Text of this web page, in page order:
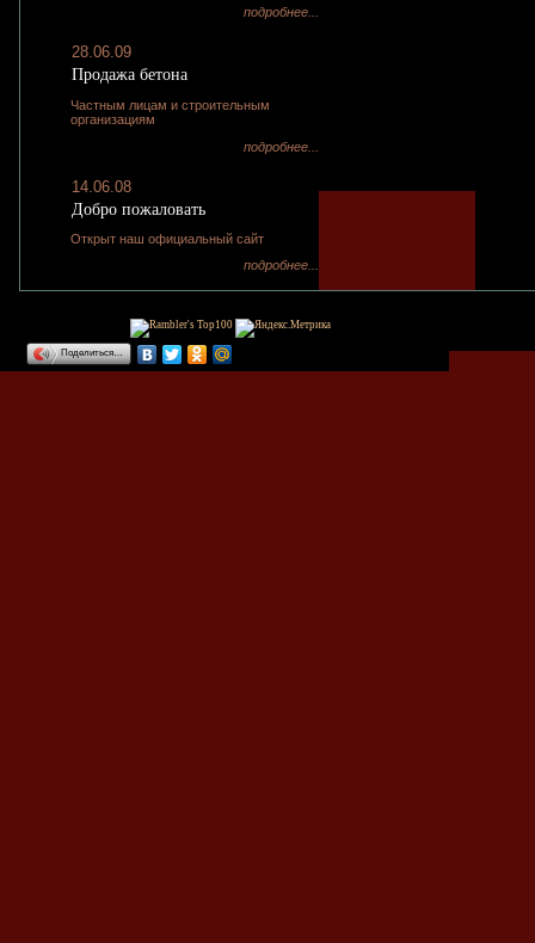
подробнее...
28.06.09
Продажа бетона
Частным лицам и строительным
организациям
подробнее...
14.06.08
Добро пожаловать
Открыт наш официальный сайт
подробнее...
Поделиться…